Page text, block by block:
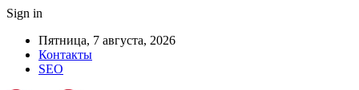
Sign in
Пятница, 7 августа, 2026
Контакты
SEO